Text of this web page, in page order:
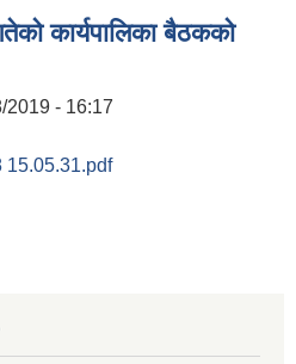
कार्यपालिका बैठकको
2019 - 16:17
15.05.31.pdf